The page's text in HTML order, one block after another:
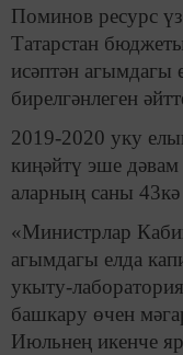
Поминов ресурс
Татарстан
исәптән агымдагы
бирелгәнлеген
2019-2020 уку
киңәйтү эше дәвам
аларның саны
«Министрлар
агымдагы елда
укыту-
башкару өчен
Июльнең икенче